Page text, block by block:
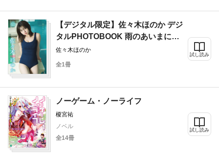
【デジタル限定】佐々木ほのか デジ
タルPHOTOBOOK 雨のあいまに…
佐々木ほのか
全1冊
試し読み
ノーゲーム・ノーライフ
榎宮祐
ノベル
全14冊
試し読み